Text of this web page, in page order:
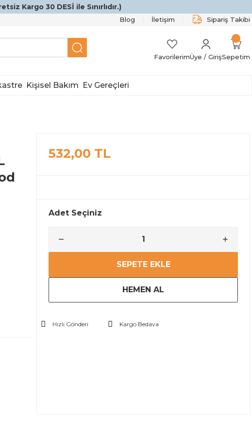
Kargo 30 DESİ ile Sınırlıdır.)
Blog İletişim Sipariş Takibi
FavorilerimÜye / GirişSepetim
Kişisel Bakım Ev Gereçleri
532,00 TL
Adet Seçiniz
SEPETE EKLE
HEMEN AL
Hızlı Gönderi Kargo Bedava